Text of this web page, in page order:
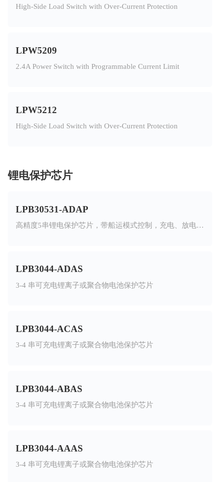
High-Side Load Switch with Over-Current Protection
LPW5209
2.4A Power Switch with Programmable Current Limit
LPW5212
High-Side Load Switch with Over-Current Protection
锂电保护芯片
LPB30531-ADAP
高精度5串锂电保护芯片，带船运模式控制，充电、放电高温独立可调，抗静电能力强，支持三元锂电池、磷酸铁锂电池，支持0V充电，断线保护
LPB3044-ADAS
3-4 串可充电锂离子或聚合物电池保护芯片
LPB3044-ACAS
3-4 串可充电锂离子或聚合物电池保护芯片
LPB3044-ABAS
3-4 串可充电锂离子或聚合物电池保护芯片
LPB3044-AAAS
3-4 串可充电锂离子或聚合物电池保护芯片